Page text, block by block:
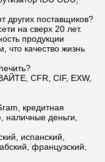
других поставщиков?
на сверх 20 лет.
продукции
что качество жизнь
CFR, CIF, EXW,
кредитная
наличные деньги,
испанский,
французский,